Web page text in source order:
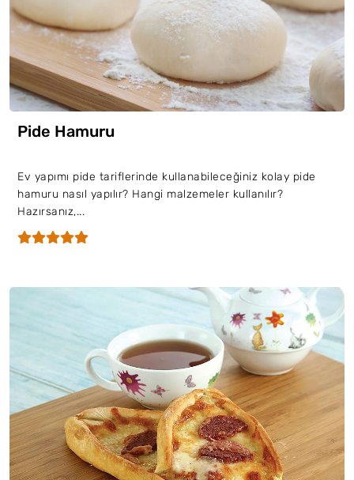
Pide Hamuru
Ev yapımı pide tariflerinde kullanabileceğiniz kolay pide
hamuru nasıl yapılır? Hangi malzemeler kullanılır?
Hazırsanız,...